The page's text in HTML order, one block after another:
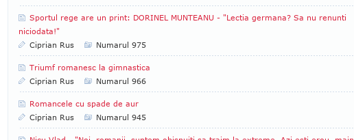
Sportul rege are un print: DORINEL MUNTEANU - "Lectia germana? Sa nu renunti
niciodata!"
Ciprian Rus
Numarul 975
Triumf romanesc la gimnastica
Ciprian Rus
Numarul 966
Romancele cu spade de aur
Ciprian Rus
Numarul 945